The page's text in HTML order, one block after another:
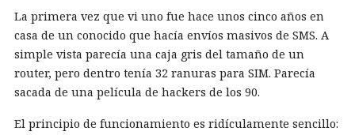
La primera vez que vi uno fue hace unos cinco años en
casa de un conocido que hacía envíos masivos de SMS. A
simple vista parecía una caja gris del tamaño de un
router, pero dentro tenía 32 ranuras para SIM. Parecía
sacada de una película de hackers de los 90.
El principio de funcionamiento es ridículamente sencillo: